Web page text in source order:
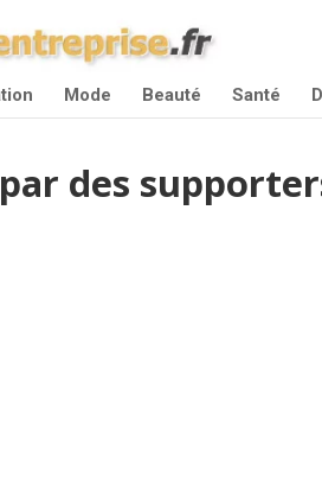
Mode Beauté Santé
des